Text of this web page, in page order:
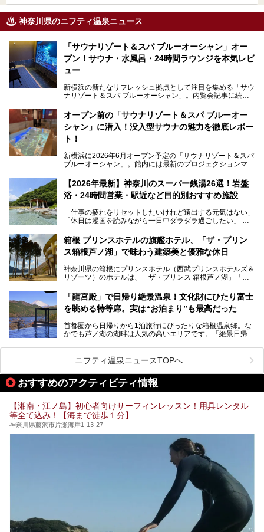
神奈川県のニフティ温泉ニュース
「サウナリゾート＆スパ ブルーオーシャン」オー
プン！サウナ・水風呂・24時間ラウンジを本気レビ
ュー
新横浜の新たなリフレッシュ拠点として注目を集める「サウ
ナリゾート＆スパ ブルーオーシャン」。内覧会記事に続
す。サウナや水風呂の気持ちよさはもちろん、リラックスス
ペースの過ごしやすさまで徹底チェック。新横浜エリアで日
常の疲れをリセットしたい人、ライブやスポーツ観戦遠征組
は必見です。
オープン前の「サウナリゾート＆スパ ブルーオー
シャン」に潜入！没入型サウナの魅力を徹底レポー
ト！
新横浜に2026年6月オープン予定の「サウナリゾート＆スパ
ブルーオーシャン」。館内には最新のプロジェクションマッ
的な“没入感（イマーシブ）”を体験できます。
今回は、そんな大注目の施設に一足先にお邪魔し、その全貌
を見学させていただきました！
サウナ室の中に咲き誇る桜、魚たちが泳ぐ水風呂、そしてバ
リのビーチを思わせる休憩スペース…。驚きの連続だった館
内の様子をレポートします！
【2026年最新】神奈川のスーパー銭湯26選！岩盤
浴・24時間営業・駅近など目的別おすすめ施設
「仕事の疲れをリセットしたいけれど遠出する元気はない」
「休日は漫画を読みながら一日中ダラダラ過ごしたい」
たい」
そんな「癒やされたい」という願いを叶えてくれるのが、神
神奈川県には、サウナや岩盤浴、一日中遊べるエンタメ施設
など、“非日常”を味わえるスーパー銭湯が数多く揃っていま
う」という人も多いはず。
そこで今回は、神奈川県内の人気施設26選を「安さ」「岩
業」「駅近」など、目的別に厳選して紹介します。
今の気分にぴったりの施設を見つけて、最高のリフレッシュ
箱根 プリンスホテルの旗艦ホテル、「ザ・プリン
ス箱根芦ノ湖」で味わう建築美と優雅な休日
神奈川県の箱根にプリンスホテル（西武プリンスホテルズ＆
リゾーツ）のホテルは、「ザ・プリンス 箱根芦ノ湖」「芦
「箱根仙石原プリンスホテル」と4軒あり、今回ご紹介する
「ザ・プリンス 箱根芦ノ湖」は、その中でもフラッグシッ
プ（旗艦）に位置づけられる特別なホテルです。
昭和の日本を代表する建築家の一人、村野藤吾が芦ノ湖の畔
に建てた桃源郷のようなホテルがここ。自家源泉の温泉や、
提供元：株式会社西武・プリンスホテルズワールドワイド
【PR】
この記事はザ・プリンス 箱根芦ノ湖のPR記事です。
「龍宮殿」で日帰り絶景温泉！文化財にひたり富士
を眺める特等席。実は“お泊まり”も最高だった
首都圏から日帰りから1泊旅行にぴったりな箱根温泉郷。な
かでも芦ノ湖の湖畔は人気の高いエリアです。「絶景日帰り
が楽しめるまさに眺望自慢の日帰り温泉。
そしてここは全24室の「箱根 芦ノ湖畔蛸川温泉 龍宮殿」と
して宿泊もできます。宿泊者は「龍宮殿本館」の営業時間に
加えて、朝6時からの宿泊者専用時間帯にも「龍宮殿本館」
のお風呂が利用できます。
今回は日帰り温泉としての「絶景日帰り温泉 龍宮殿本館
（以下、龍宮殿本館）」と、旅館としての「箱根 芦ノ湖畔
蛸川温泉 龍宮殿（以下、龍宮殿）」の両方の魅力をたっぷ
りお伝えします！
ここは箱根神社、九頭龍神社、白龍神社、箱根元宮と箱根の
4つの神社に囲まれたパワースポットです。
提供元：株式会社西武・プリンスホテルズワールドワイド
この記事は箱根 芦ノ湖畔蛸川温泉 龍宮殿のPR記事です。
ニフティ温泉ニュースTOPへ
おすすめのアクティビティ情報
【湘南・江ノ島】初心者向けサーフィンレッスン！用具レンタル
等全て込み！【海まで徒歩１分】
神奈川県藤沢市片瀬海岸1-13-27